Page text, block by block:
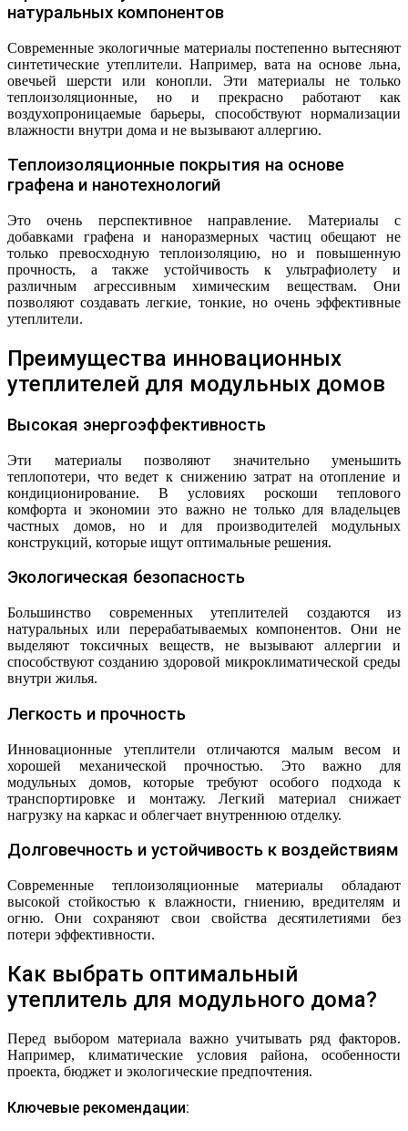
натуральных компонентов
Современные экологичные материалы постепенно вытесняют
синтетические утеплители. Например, вата на основе льна,
овечьей шерсти или конопли. Эти материалы не только
теплоизоляционные, но и прекрасно работают как
воздухопроницаемые барьеры, способствуют нормализации
влажности внутри дома и не вызывают аллергию.
Теплоизоляционные покрытия на основе
графена и нанотехнологий
Это очень перспективное направление. Материалы с
добавками графена и наноразмерных частиц обещают не
только превосходную теплоизоляцию, но и повышенную
прочность, а также устойчивость к ультрафиолету и
различным агрессивным химическим веществам. Они
позволяют создавать легкие, тонкие, но очень эффективные
утеплители.
Преимущества инновационных
утеплителей для модульных домов
Высокая энергоэффективность
Эти материалы позволяют значительно уменьшить
теплопотери, что ведет к снижению затрат на отопление и
кондиционирование. В условиях роскоши теплового
комфорта и экономии это важно не только для владельцев
частных домов, но и для производителей модульных
конструкций, которые ищут оптимальные решения.
Экологическая безопасность
Большинство современных утеплителей создаются из
натуральных или перерабатываемых компонентов. Они не
выделяют токсичных веществ, не вызывают аллергии и
способствуют созданию здоровой микроклиматической среды
внутри жилья.
Легкость и прочность
Инновационные утеплители отличаются малым весом и
хорошей механической прочностью. Это важно для
модульных домов, которые требуют особого подхода к
транспортировке и монтажу. Легкий материал снижает
нагрузку на каркас и облегчает внутреннюю отделку.
Долговечность и устойчивость к воздействиям
Современные теплоизоляционные материалы обладают
высокой стойкостью к влажности, гниению, вредителям и
огню. Они сохраняют свои свойства десятилетиями без
потери эффективности.
Как выбрать оптимальный
утеплитель для модульного дома?
Перед выбором материала важно учитывать ряд факторов.
Например, климатические условия района, особенности
проекта, бюджет и экологические предпочтения.
Ключевые рекомендации: